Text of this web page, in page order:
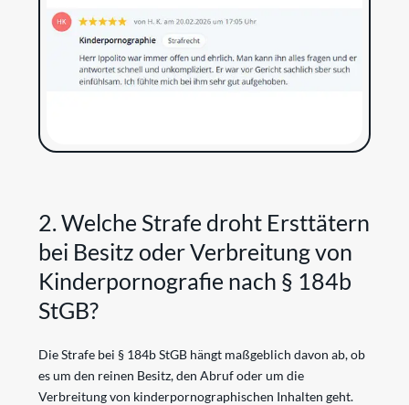
2. Welche Strafe droht Ersttätern
bei Besitz oder Verbreitung von
Kinderpornografie nach § 184b
StGB?
Die Strafe bei § 184b StGB hängt maßgeblich davon ab, ob
es um den reinen Besitz, den Abruf oder um die
Verbreitung von kinderpornographischen Inhalten geht.